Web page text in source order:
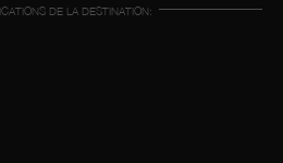
DE LA DESTINATION: